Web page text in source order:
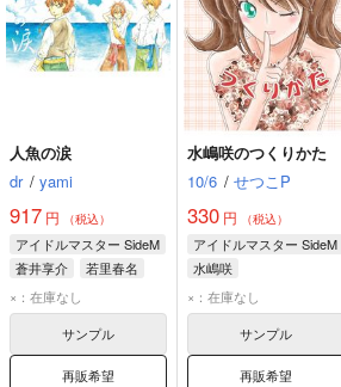
人魚の涙
dr / yami
917 円 （税込）
アイドルマスター SideM
蒼井享介
若里春名
九十九一希
×：在庫なし
サンプル
再販希望
水嶋咲のつくりかた
10/6 / せつこP
330 円 （税込）
アイドルマスター SideM
水嶋咲
×：在庫なし
サンプル
再販希望